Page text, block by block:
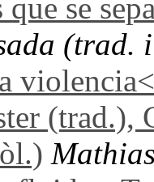
se
(trad.
(trad.),